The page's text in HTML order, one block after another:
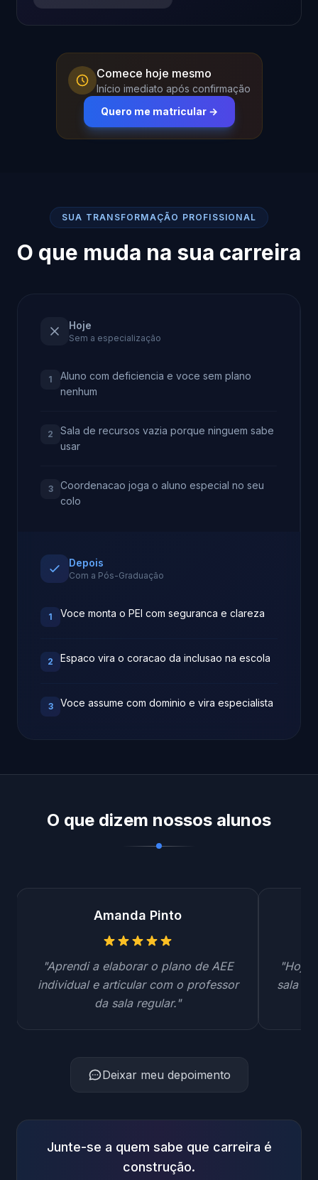
Comece hoje mesmo
Início imediato após confirmação
Quero me matricular →
SUA TRANSFORMAÇÃO PROFISSIONAL
O que muda na sua carreira
Hoje
Sem a especialização
1
Aluno com deficiencia e voce sem plano
nenhum
2
Sala de recursos vazia porque ninguem sabe
usar
3
Coordenacao joga o aluno especial no seu
colo
Depois
Com a Pós-Graduação
1 Voce monta o PEI com seguranca e clareza
2 Espaco vira o coracao da inclusao na escola
3 Voce assume com dominio e vira especialista
O que dizem nossos alunos
Amanda Pinto
"Aprendi a elaborar o plano de AEE
individual e articular com o professor
da sala regular."
"Hoje
sala
Deixar meu depoimento
Junte-se a quem sabe que carreira é
construção.